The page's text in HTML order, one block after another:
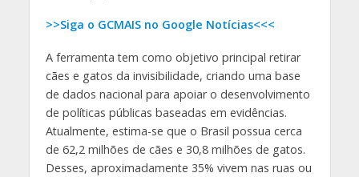
>>Siga o GCMAIS no Google Notícias<<<
A ferramenta tem como objetivo principal retirar
cães e gatos da invisibilidade, criando uma base
de dados nacional para apoiar o desenvolvimento
de políticas públicas baseadas em evidências.
Atualmente, estima-se que o Brasil possua cerca
de 62,2 milhões de cães e 30,8 milhões de gatos.
Desses, aproximadamente 35% vivem nas ruas ou